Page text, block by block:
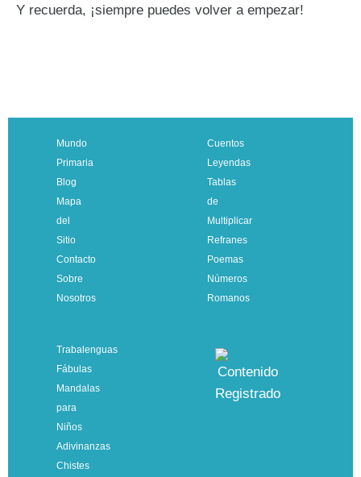
Y recuerda, ¡siempre puedes volver a empezar!
Mundo
Primaria
Blog
Mapa
del
Sitio
Contacto
Sobre
Nosotros
Cuentos
Leyendas
Tablas
de
Multiplicar
Refranes
Poemas
Números
Romanos
Trabalenguas
Fábulas
Mandalas
para
Niños
Adivinanzas
Chistes